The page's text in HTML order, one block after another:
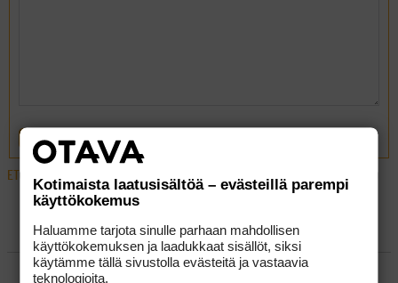
LÄHETÄ
ETUSIVU
LUO AIHE
SÄÄNNÖT
Kotimaista laatusisältöä – evästeillä parempi
käyttökokemus
Haluamme tarjota sinulle parhaan mahdollisen
käyttökokemuksen ja laadukkaat sisällöt, siksi
käytämme tällä sivustolla evästeitä ja vastaavia
teknologioita.